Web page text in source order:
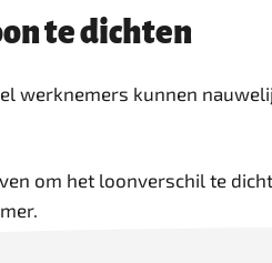
te dichten
werknemers kunnen
om het loonverschil te